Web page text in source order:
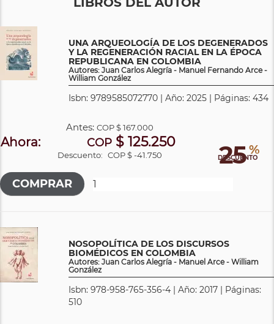
UNA ARQUEOLOGÍA DE LOS DEGENERADOS
Y LA REGENERACIÓN RACIAL EN LA ÉPOCA
REPUBLICANA EN COLOMBIA
Autores: Juan Carlos Alegría - Manuel Fernando Arce -
William González
Isbn: 9789585072770 | Año: 2025 | Páginas: 434
25 %
DESCUENTO
Antes: COP$ 167.000
Ahora: COP$ 125.250
Descuento: COP $ -41.750
NOSOPOLÍTICA DE LOS DISCURSOS
BIOMÉDICOS EN COLOMBIA
Autores: Juan Carlos Alegría - Manuel Arce - William
González
Isbn: 978-958-765-356-4 | Año: 2017 | Páginas:
510